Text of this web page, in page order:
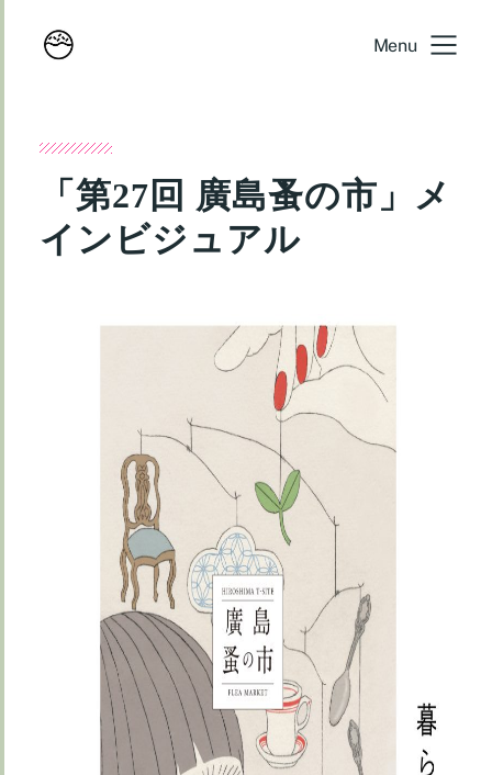
Menu
「第27回 廣島蚤の市」メ
インビジュアル